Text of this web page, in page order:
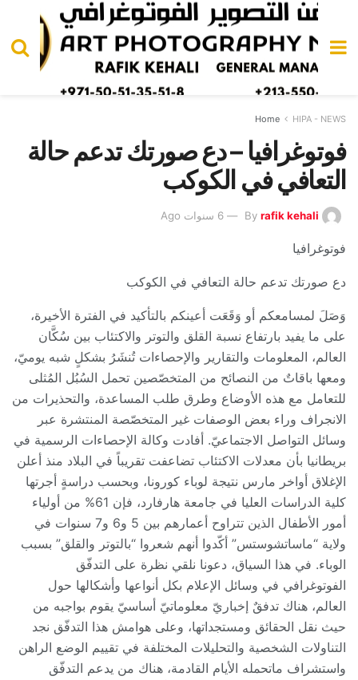
Home HIPA - NEWS
فوتوغرافيا – دع صورتك تدعم حالة
التعافي في الكوكب
By rafik kehali 6 سنوات Ago
فوتوغرافيا
دع صورتك تدعم حالة التعافي في الكوكب
وَصَلَ لمسامعكم أو وَقَعَت أعينكم بالتأكيد في الفترة الأخيرة،
على ما يفيد بارتفاع نسبة القلق والتوتر والاكتئاب بين سُكَّان
العالم، المعلومات والتقارير والإحصاءات تُنشَرُ بشكلٍ شبه يوميّ،
ومعها باقاتٌ من النصائح من المتخصّصين تحمل السُبُل المُثلى
للتعامل مع هذه الأوضاع وطرق طلب المساعدة، والتحذيرات من
الانجراف وراء بعض الوصفات غير المتخصّصة المنتشرة عبر
وسائل التواصل الاجتماعيّ. أفادت وكالة الإحصاءات الرسمية في
بريطانيا بأن معدلات الاكتئاب تضاعفت تقريباً في البلاد منذ أعلن
الإغلاق أواخر مارس نتيجة لوباء كورونا، وبحسب دراسةٍ أجرتها
كلية الدراسات العليا في جامعة هارفارد، فإن 61% من أولياء
أمور الأطفال الذين تتراوح أعمارهم بين 5 و6 و7 سنوات في
ولاية “ماساتشوستس” أكّدوا أنهم شعروا “بالتوتر والقلق” بسبب
الوباء. في هذا السياق، دعونا نلقي نظرة على التدفّق
الفوتوغرافي في وسائل الإعلام بكل أنواعها وأشكالها حول
العالم، هناك تدفقٌ إخباريّ معلوماتيّ أساسيّ يقوم بواجبه من
حيث نقل الحقائق ومستجداتها، وعلى هوامش هذا التدفّق نجد
التناولات الشخصية والتحليلات المختلفة في تقييم الوضع الراهن
واستشراف ماتحمله الأيام القادمة، هناك من يدعم التدفّق